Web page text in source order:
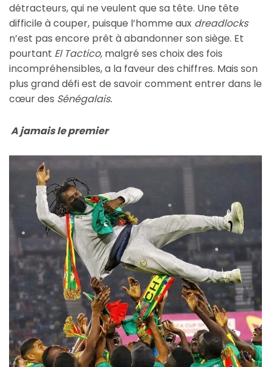
détracteurs, qui ne veulent que sa tête. Une tête
difficile à couper, puisque l’homme aux dreadlocks
n’est pas encore prêt à abandonner son siège. Et
pourtant El Tactico, malgré ses choix des fois
incompréhensibles, a la faveur des chiffres. Mais son
plus grand défi est de savoir comment entrer dans le
cœur des Sénégalais.
A jamais le premier